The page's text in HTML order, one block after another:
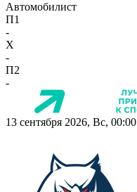
Автомобилист
П1
-
X
-
П2
-
13 сентября 2026, Вс, 00:00